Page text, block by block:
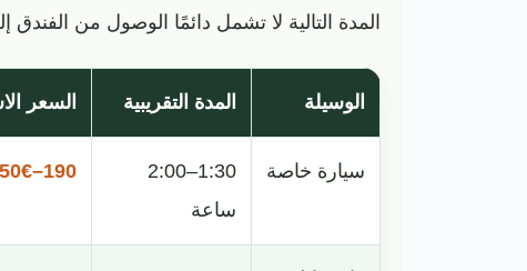
المدة التالية لا تشمل دائمًا الوصول من
الوسيلة المدة التقريبية السعر
سيارة خاصة
1:30–2:00
ساعة
190–250€ للسيارة